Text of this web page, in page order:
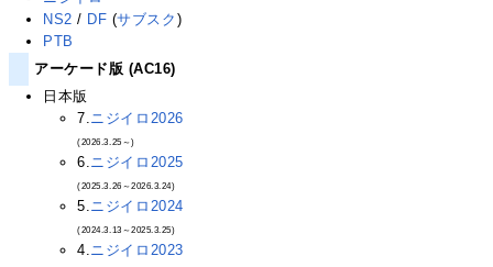
NS2 / DF (サブスク )
PTB
アーケード版 (AC16)
日本版
7. ニジイロ2026
(2026.3.25～)
6. ニジイロ2025
(2025.3.26～2026.3.24)
5. ニジイロ2024
(2024.3.13～2025.3.25)
4. ニジイロ2023